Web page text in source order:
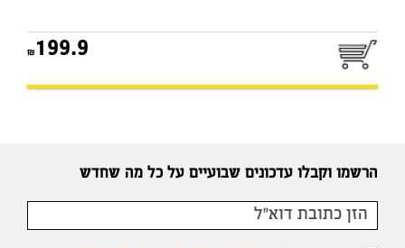
199.9
הרשמו וקבלו עדכונים שבועיים על כל מה שחדש